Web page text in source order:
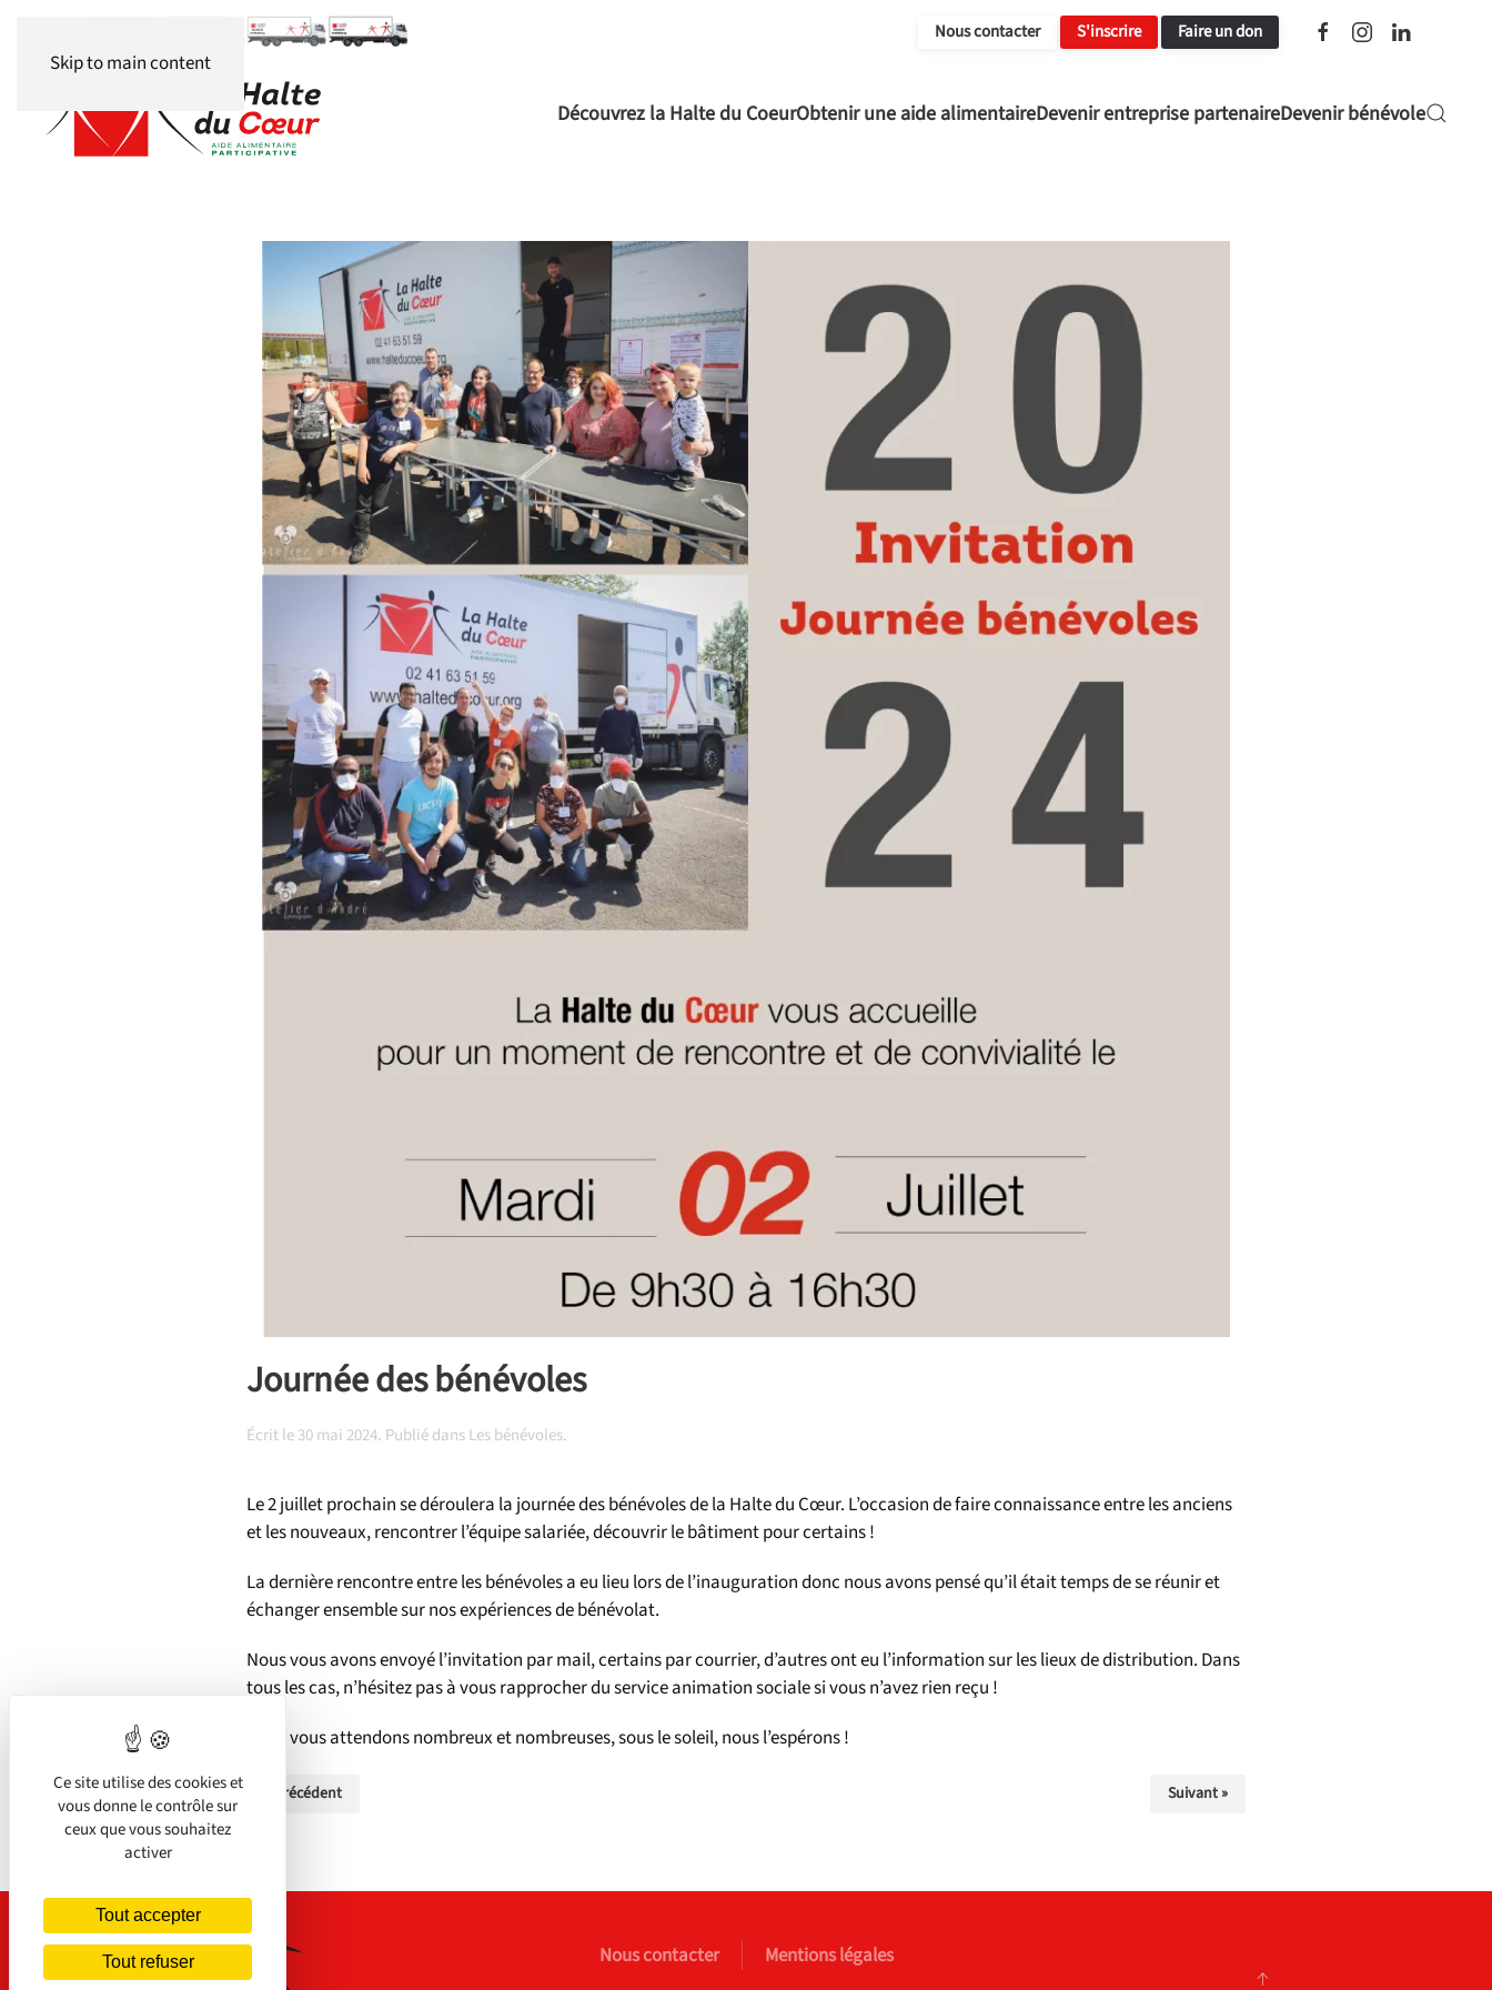
Skip to main content
Nous contacter S'inscrire Faire un don
Découvrez la Halte du CoeurObtenir une aide alimentaireDevenir entreprise partenaireDevenir bénévole
Journée des bénévoles
Écrit le30 mai 2024. Publié dansLes bénévoles.
Le 2 juillet prochain se déroulera la journée des bénévoles de la Halte du Cœur. L’occasion de faire connaissance entre les anciens
et les nouveaux, rencontrer l’équipe salariée, découvrir le bâtiment pour certains !
La dernière rencontre entre les bénévoles a eu lieu lors de l’inauguration donc nous avons pensé qu’il était temps de se réunir et
échanger ensemble sur nos expériences de bénévolat.
Nous vous avons envoyé l’invitation par mail, certains par courrier, d’autres ont eu l’information sur les lieux de distribution. Dans
tous les cas, n’hésitez pas à vous rapprocher du service animation sociale si vous n’avez rien reçu !
Nous vous attendons nombreux et nombreuses, sous le soleil, nous l’espérons !
« Précédent Suivant »
Nous contacter Mentions légales
Ce site utilise des cookies et
vous donne le contrôle sur
ceux que vous souhaitez
activer
Tout accepter
Tout refuser